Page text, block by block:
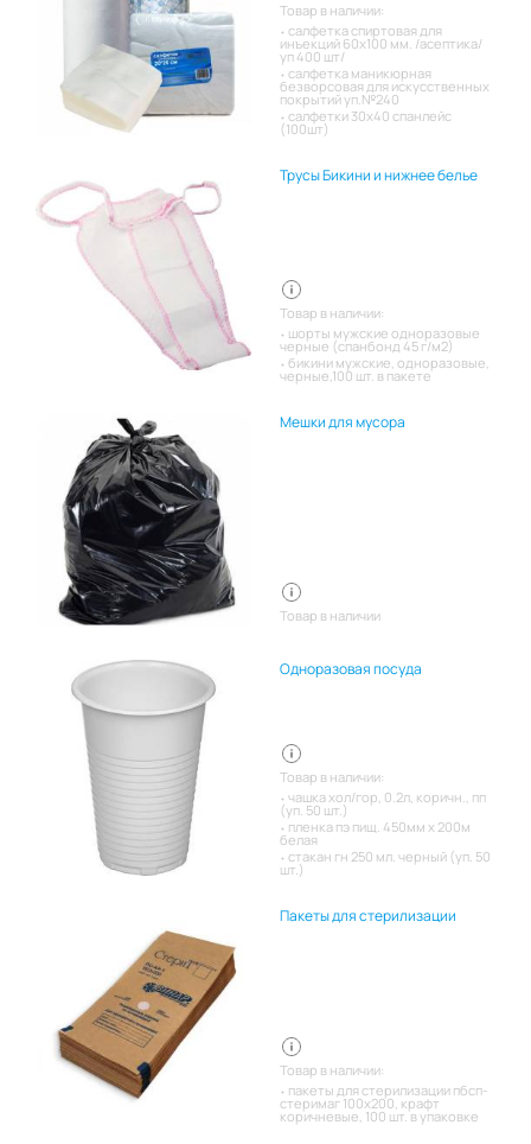
Товар в наличии:
салфетка спиртовая для
инъекций 60х100 мм. /асептика/
уп 400 шт/
салфетка маникюрная
безворсовая для искусственных
покрытий уп.№240
салфетки 30х40 спанлейс
(100шт)
Трусы Бикини и нижнее белье
Товар в наличии:
шорты мужские одноразовые
черные (спанбонд 45 г/м2)
бикини мужские, одноразовые,
черные,100 шт. в пакете
Мешки для мусора
Товар в наличии
Одноразовая посуда
Товар в наличии:
чашка хол/гор, 0.2л, коричн., пп
(уп. 50 шт.)
пленка пэ пищ. 450мм х 200м
белая
стакан гн 250 мл. черный (уп. 50
шт.)
Пакеты для стерилизации
Товар в наличии:
пакеты для стерилизации пбсп-
стеримаг 100х200, крафт
коричневые, 100 шт. в упаковке